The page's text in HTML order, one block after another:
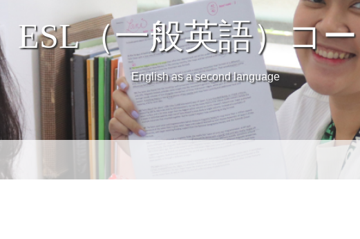
ESL（一般英語）コ
English as a second language